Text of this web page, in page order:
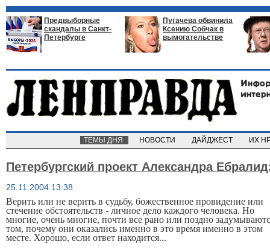
Предвыборные
скандалы в Санкт-
Петербурге
Пугачева обвинила
Ксению Собчак в
вымогательстве
ТЕМЫ ДНЯ НОВОСТИ ДАЙДЖЕСТ ИХ
Петербургский проект Александра
25.11.2004 13:38
Верить или не верить в судьбу, божественное провидение или
стечение обстоятельств - личное дело каждого человека. Но
многие, очень многие, почти все рано или поздно
том, почему они оказались именно в это время именно в этом
месте. Хорошо, если ответ находится...